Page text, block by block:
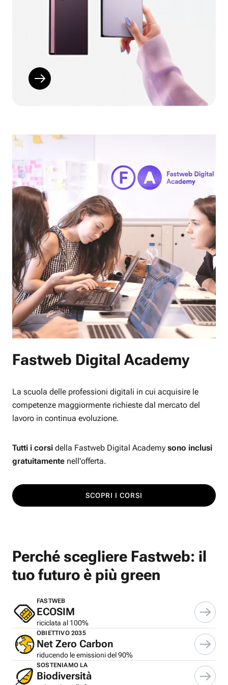
Fastweb Digital Academy
La scuola delle professioni digitali in cui acquisire le
competenze maggiormente richieste dal mercato del
lavoro in continua evoluzione.
Tutti i corsi della Fastweb Digital Academy sono inclusi
gratuitamente nell'offerta.
SCOPRI I CORSI
Perché scegliere Fastweb: il
tuo futuro è più green
FASTWEB
ECOSIM
riciclata al 100%
OBIETTIVO 2035
Net Zero Carbon
riducendo le emissioni del 90%
SOSTENIAMO LA
Biodiversità